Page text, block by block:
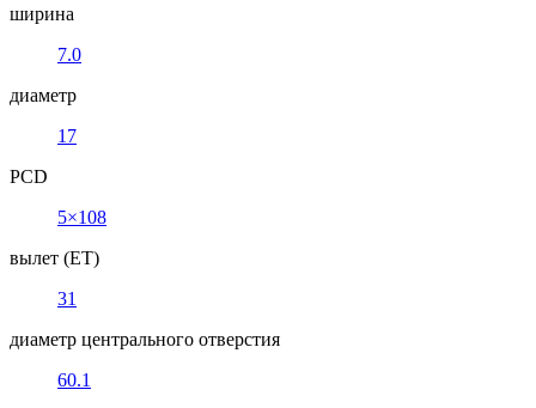
ширина
7.0
диаметр
17
PCD
5×108
вылет (ET)
31
диаметр центрального отверстия
60.1